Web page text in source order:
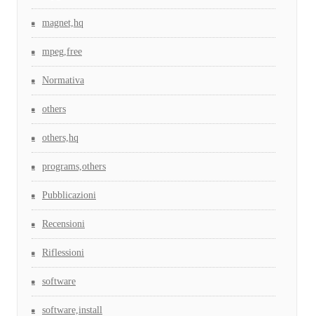
magnet,hq
mpeg,free
Normativa
others
others,hq
programs,others
Pubblicazioni
Recensioni
Riflessioni
software
software,install